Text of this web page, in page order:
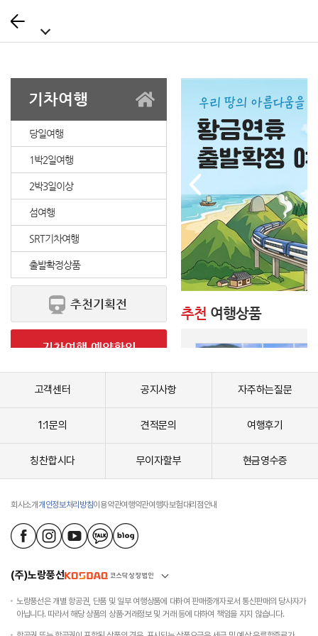
뒤
로
고객센터 공지사항 자주하는질문
1:1문의 견적문의 여행후기
칭찬합시다 무이자할부 현금영수증
회사소개개인정보처리방침이용약관여행약관여행자보험대리점안내
(주)노랑풍선
노랑풍선은 개별 항공권, 단품 및 일부 여행상품에 대하여 판매중개자로서 통신판매의 당사자가
아닙니다. 따라서 해당 상품의 상품·거래정보 및 거래 등에 대하여 책임을 지지 않습니다.